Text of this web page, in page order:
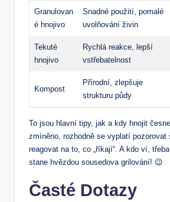
Granulovan
é hnojivo
Snadné použití, pomalé
uvolňování živin
Tekuté
hnojivo
Rychlá reakce, lepší
vstřebatelnost
Kompost
Přírodní, zlepšuje
strukturu půdy
To jsou hlavní tipy, jak a kdy hnojit
zmíněno, rozhodně se vyplatí pozorovat
reagovat na to, co „říkají“. A kdo ví,
stane hvězdou sousedova grilování! 😉
Časté Dotazy